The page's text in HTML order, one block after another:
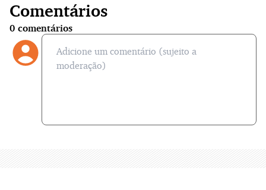
Comentários
0 comentários